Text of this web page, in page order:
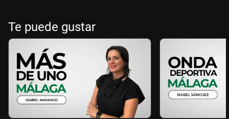
Te puede gustar